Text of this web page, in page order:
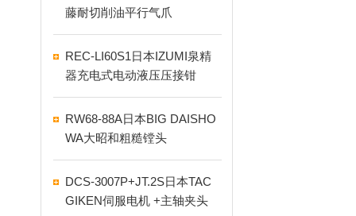
藤耐切削油平行气爪
REC-LI60S1日本IZUMI泉精
器充电式电动液压压接钳
RW68-88A日本BIG DAISHO
WA大昭和粗糙镗头
DCS-3007P+JT.2S日本TAC
GIKEN伺服电机 +主轴夹头